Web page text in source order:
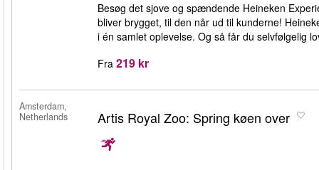
Besøg det sjove og spændende Heineken
bliver brygget, til den når ud til kunderne!
i én samlet oplevelse. Og så får du selvfølgelig
Fra 219 kr
Amsterdam,
Netherlands
Artis Royal Zoo: Spring køen over